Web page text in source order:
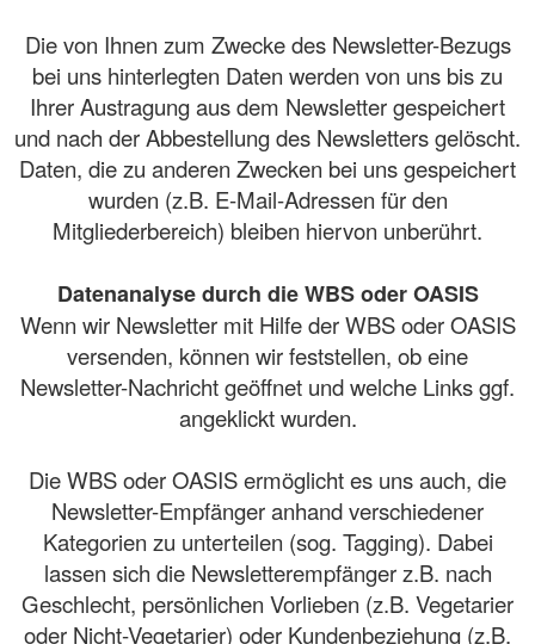
Die von Ihnen zum Zwecke des Newsletter-Bezugs
bei uns hinterlegten Daten werden von uns bis zu
Ihrer Austragung aus dem Newsletter gespeichert
und nach der Abbestellung des Newsletters gelöscht.
Daten, die zu anderen Zwecken bei uns gespeichert
wurden (z.B. E-Mail-Adressen für den
Mitgliederbereich) bleiben hiervon unberührt.
Datenanalyse durch die WBS oder OASIS
Wenn wir Newsletter mit Hilfe der WBS oder OASIS
versenden, können wir feststellen, ob eine
Newsletter-Nachricht geöffnet und welche Links ggf.
angeklickt wurden.
Die WBS oder OASIS ermöglicht es uns auch, die
Newsletter-Empfänger anhand verschiedener
Kategorien zu unterteilen (sog. Tagging). Dabei
lassen sich die Newsletterempfänger z.B. nach
Geschlecht, persönlichen Vorlieben (z.B. Vegetarier
oder Nicht-Vegetarier) oder Kundenbeziehung (z.B.